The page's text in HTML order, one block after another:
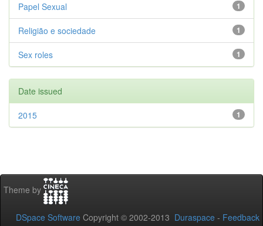
1
Papel Sexual
1
Religião e sociedade
1
Sex roles
Date issued
1
2015
Theme by
DSpace Software Copyright © 2002-2013 Duraspace - Feedback